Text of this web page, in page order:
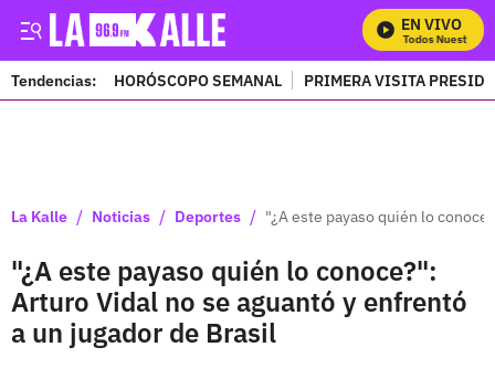
EN VIVO
Mira Todos Nuestros
Tendencias: HORÓSCOPO SEMANAL PRIMERA VISITA
La Kalle / Noticias / Deportes / "¿A este payaso quién lo
"¿A este payaso quién lo conoce?":
Arturo Vidal no se aguantó y enfrentó
a un jugador de Brasil